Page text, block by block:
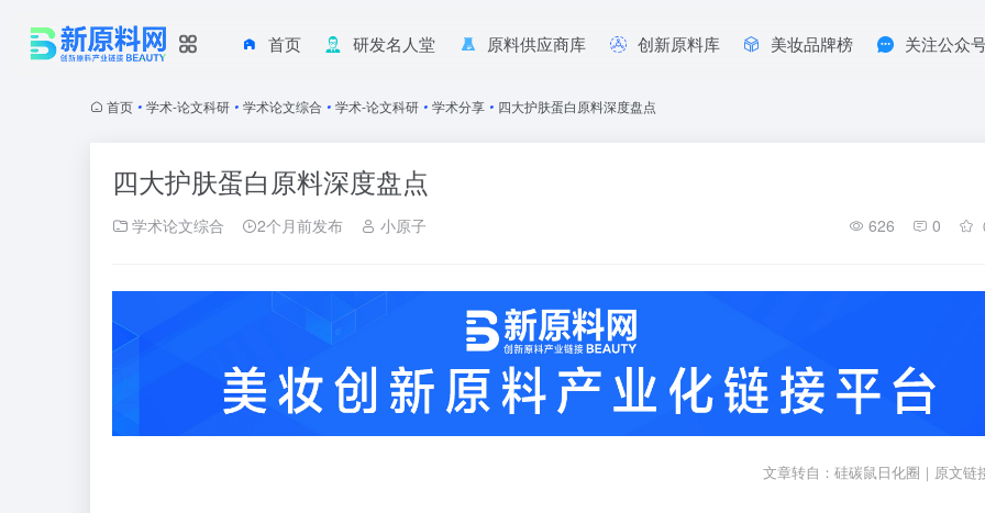
首页 研发名人堂 原料供应商库 创新原料库 美妆品牌榜 关注公众
首页 • 学术-论文科研 • 学术论文综合 • 学术-论文科研 • 学术分享 • 四大护肤蛋白原料深度盘点
四大护肤蛋白原料深度盘点
学术论文综合 2个月前发布 小原子 626 0
文章转自：硅碳鼠日化圈｜ 原文链